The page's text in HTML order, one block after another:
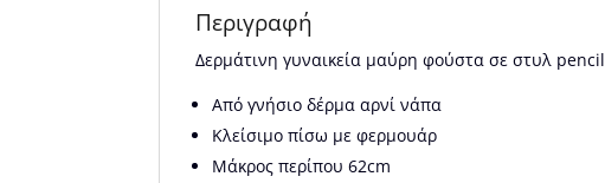
Περιγραφή
Δερμάτινη γυναικεία μαύρη φούστα σε στυλ pencil
Από γνήσιο δέρμα αρνί νάπα
Κλείσιμο πίσω με φερμουάρ
Μάκρος περίπου 62cm